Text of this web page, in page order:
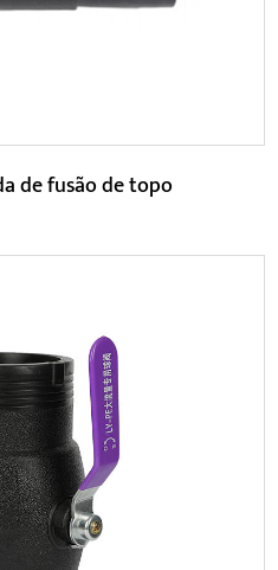
altas temperaturas e pode
em temperaturas de ...
de fusão de topo